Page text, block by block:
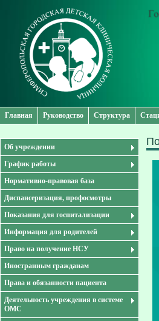
Главная Руководство Структура
Об учреждении
График работы
Нормативно-правовая база
Диспансеризация, профосмотры
Показания для госпитализации
Информация для родителей
Право на получение НСУ
Иностранным гражданам
Права и обязанности пациента
Деятельность учреждения в системе
ОМС